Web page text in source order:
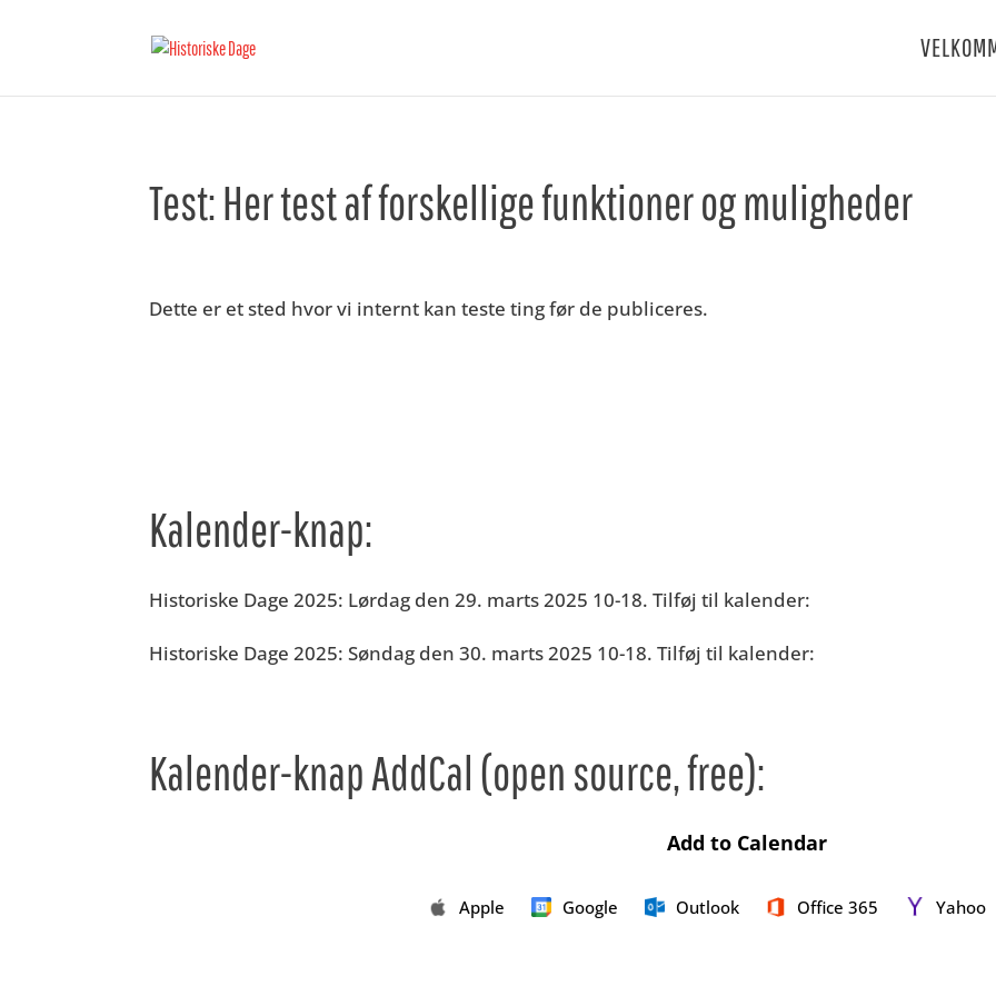
Test: Her test af forskellige funktioner og muligheder
Dette er et sted hvor vi internt kan teste ting før de publiceres.
Kalender-knap:
Historiske Dage 2025: Lørdag den 29. marts 2025 10-18. Tilføj til kalender:
Historiske Dage 2025: Søndag den 30. marts 2025 10-18. Tilføj til kalender:
Kalender-knap AddCal (open source, free):
Add to Calendar
Apple Google Outlook Office 365 Yahoo